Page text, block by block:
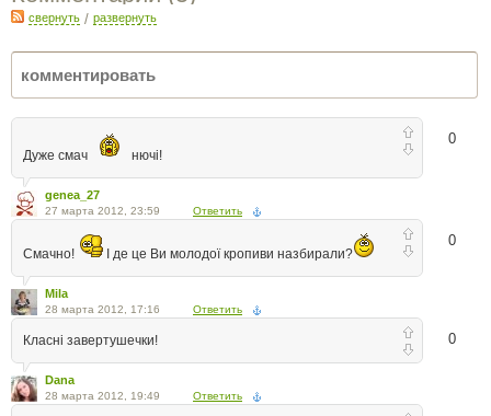
свернуть / развернуть
0
Дуже смач нючі!
genea_27
27 марта 2012, 23:59 Ответить
0
Смачно! І де це Ви молодої кропиви назбирали?
Mila
28 марта 2012, 17:16 Ответить
0
Класні завертушечки!
Dana
28 марта 2012, 19:49 Ответить